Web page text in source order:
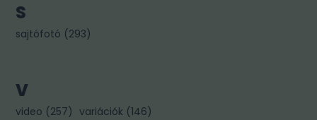
S
sajtófotó (293)
V
video (257) variációk (146)